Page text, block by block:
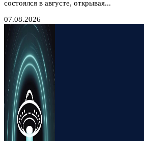
состоялся в августе, открывая...
07.08.2026